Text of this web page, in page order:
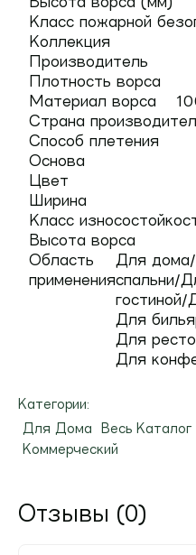
Класс пожарной
Коллекция
Производитель
Плотность ворса
Материал ворса
Страна
Способ плетения
Основа
Цвет
Ширина
Класс
Высота ворса
Область
применения
Для
спальни/
Для
Для
Для
Категории:
Для Дома
Весь Каталог
Коммерческий
Отзывы (0)